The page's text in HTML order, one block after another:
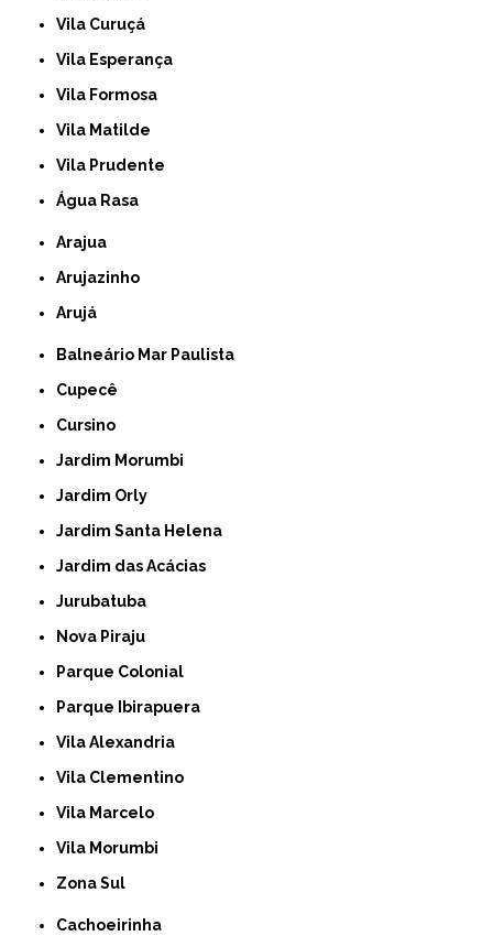
Vila Curuçá
Vila Esperança
Vila Formosa
Vila Matilde
Vila Prudente
Água Rasa
Arajua
Arujazinho
Arujá
Balneário Mar Paulista
Cupecê
Cursino
Jardim Morumbi
Jardim Orly
Jardim Santa Helena
Jardim das Acácias
Jurubatuba
Nova Piraju
Parque Colonial
Parque Ibirapuera
Vila Alexandria
Vila Clementino
Vila Marcelo
Vila Morumbi
Zona Sul
Cachoeirinha